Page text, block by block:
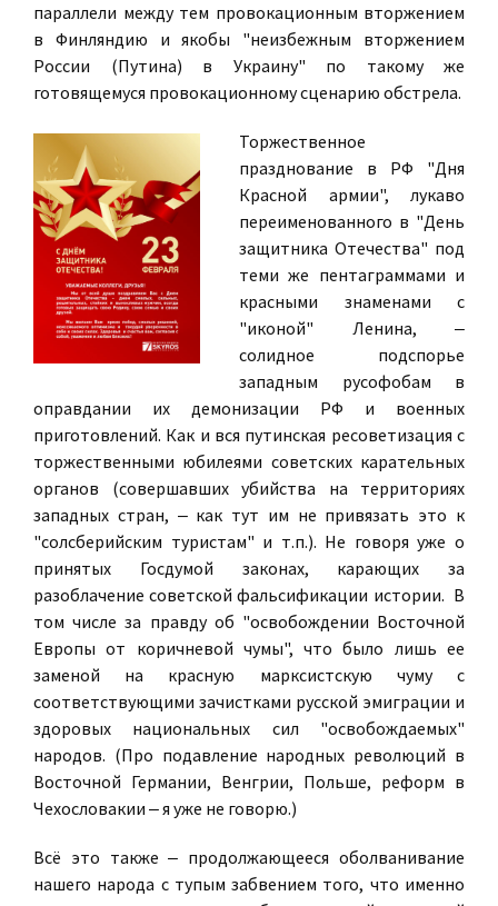
параллели между тем провокационным вторжением
в Финляндию и якобы "неизбежным вторжением
России (Путина) в Украину" по такому же
готовящемуся провокационному сценарию обстрела.
Торжественное
празднование в РФ "Дня
Красной армии", лукаво
переименованного в "День
защитника Отечества" под
теми же пентаграммами и
красными знаменами с
"иконой" Ленина, ‒
солидное подспорье
западным русофобам в
оправдании их демонизации РФ и военных
приготовлений. Как и вся путинская ресоветизация с
торжественными юбилеями советских карательных
органов (совершавших убийства на территориях
западных стран, ‒ как тут им не привязать это к
"солсберийским туристам" и т.п.). Не говоря уже о
принятых Госдумой законах, карающих за
разоблачение советской фальсификации истории. В
том числе за правду об "освобождении Восточной
Европы от коричневой чумы", что было лишь ее
заменой на красную марксистскую чуму с
соответствующими зачистками русской эмиграции и
здоровых национальных сил "освобождаемых"
народов. (Про подавление народных революций в
Восточной Германии, Венгрии, Польше, реформ в
Чехословакии ‒ я уже не говорю.)
Всё это также ‒ продолжающееся оболванивание
нашего народа с тупым забвением того, что именно